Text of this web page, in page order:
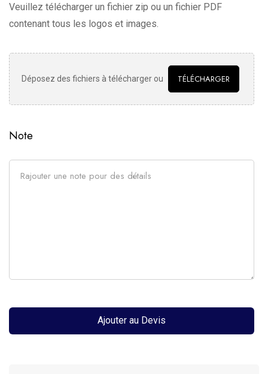
Veuillez télécharger un fichier zip ou un fichier PDF
contenant tous les logos et images.
Déposez des fichiers à télécharger ou TÉLÉCHARGER
Note
Ajouter au Devis